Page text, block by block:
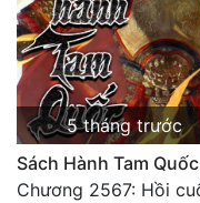
5 tháng trước
Sách Hành Tam Quốc